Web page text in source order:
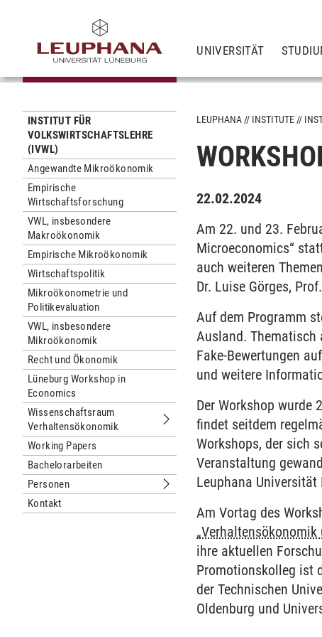
UNIVERSITÄT
INSTITUT FÜR
VOLKSWIRTSCHAFTSLEHRE
(IVWL)
Angewandte Mikroökonomik
Empirische
Wirtschaftsforschung
VWL, insbesondere
Makroökonomik
Empirische Mikroökonomik
Wirtschaftspolitik
Mikroökonometrie und
Politikevaluation
VWL, insbesondere
Mikroökonomik
Recht und Ökonomik
Lüneburg Workshop in
Economics
Wissenschaftsraum
Verhaltensökonomik
Untermenu Wissenschaftsraum
Working Papers
Bachelorarbeiten
Personen
Untermenu Personen
Kontakt
LEUPHANA INSTITUTE
22.02.2024
Am 22. und 23.
Microeconomics“
auch weiteren
Dr. Luise Görges,
Auf dem Programm
Ausland. Thematisch
Fake-Bewertungen
und weitere
Der Workshop wurde
findet seitdem
Workshops, der sich
Veranstaltung
Leuphana
Am Vortag des
ihre aktuellen
Promotionskolleg ist
der Technischen
Oldenburg und